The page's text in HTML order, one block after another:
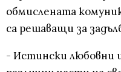
обмислената
са решаващи за
- Истински любовни